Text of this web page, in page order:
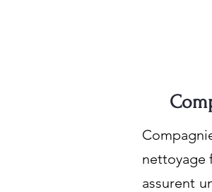
nettoyage
assurent